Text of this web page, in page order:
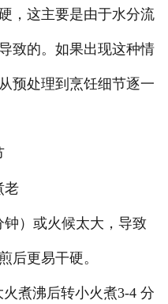
- 深圳蜜汁味卤蛋
，这主要是由于水分流
致的。如果出现这种情
预处理到烹饪细节逐一
老
）或火候太大，导致
后更易干硬。
煮沸后转小火煮3-4 分